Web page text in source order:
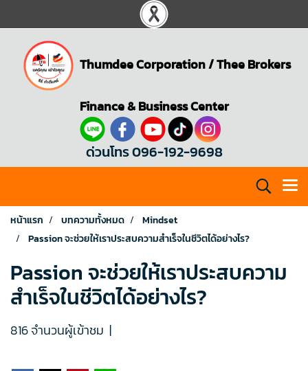
Thumdee Corporation/Thee Brokers
Finance & Business Center
ด่วนโทร 096-192-9698
หน้าแรก บทความทั้งหมด
Mindset
Passion จะช่วยให้เราประสบความสำเร็จในชีวิตได้อย่างไร?
Passion จะช่วยให้เราประสบความ
สำเร็จในชีวิตได้อย่างไร?
816 จำนวนผู้เข้าชม |